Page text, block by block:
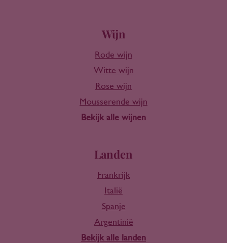
Wijn
Rode wijn
Witte wijn
Rose wijn
Mousserende wijn
Bekijk alle wijnen
Landen
Frankrijk
Italië
Spanje
Argentinië
Bekijk alle landen